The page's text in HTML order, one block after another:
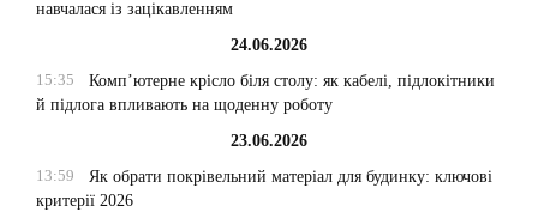
навчалася із зацікавленням
24.06.2026
15:35
Комп’ютерне крісло біля столу: як кабелі, підлокітники
й підлога впливають на щоденну роботу
23.06.2026
13:59
Як обрати покрівельний матеріал для будинку: ключові
критерії 2026